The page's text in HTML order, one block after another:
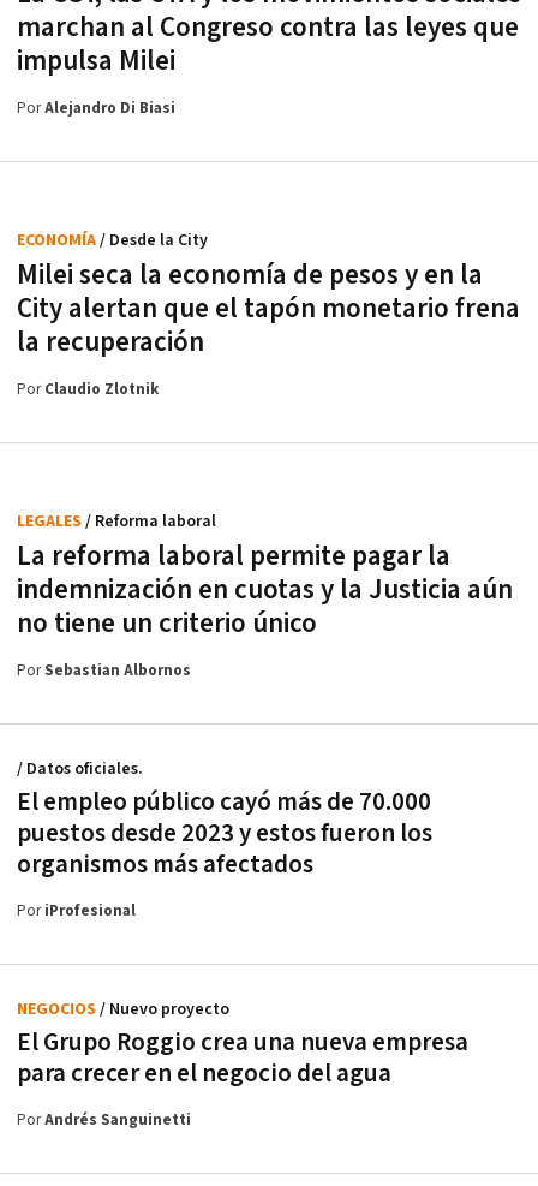
marchan al Congreso contra las leyes que
impulsa Milei
PorAlejandro Di Biasi
Milei seca la economía de pesos y en la
City alertan que el tapón monetario frena
la recuperación
ECONOMÍA/ Desde la City
PorClaudio Zlotnik
La reforma laboral permite pagar la
indemnización en cuotas y la Justicia aún
no tiene un criterio único
LEGALES / Reforma laboral
PorSebastian Albornos
El empleo público cayó más de 70.000
puestos desde 2023 y estos fueron los
organismos más afectados
/ Datos oficiales.
PoriProfesional
El Grupo Roggio crea una nueva empresa
para crecer en el negocio del agua
NEGOCIOS / Nuevo proyecto
PorAndrés Sanguinetti